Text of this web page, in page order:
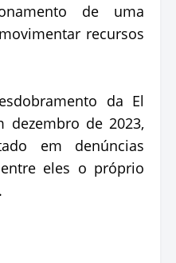
de uma
recursos
da El
dezembro de 2023,
em denúncias
eles o próprio